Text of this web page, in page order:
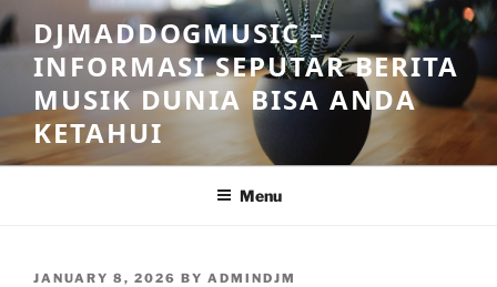
Skip
to
content
DJMADDOGMUSIC –
INFORMASI SEPUTAR BERITA
MUSIK DUNIA BISA ANDA
KETAHUI
Menu
POSTED
JANUARY 8, 2026 BY ADMINDJM